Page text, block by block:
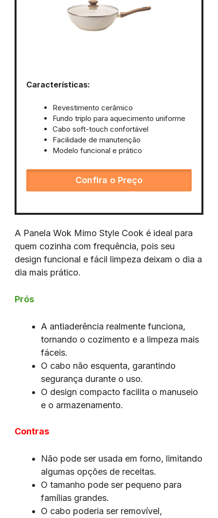
Características:
Revestimento cerâmico
Fundo triplo para aquecimento uniforme
Cabo soft-touch confortável
Facilidade de manutenção
Modelo funcional e prático
Confira o Preço
A Panela Wok Mimo Style Cook é ideal para
quem cozinha com frequência, pois seu
design funcional e fácil limpeza deixam o dia a
dia mais prático.
Prós
A antiaderência realmente funciona,
tornando o cozimento e a limpeza mais
fáceis.
O cabo não esquenta, garantindo
segurança durante o uso.
O design compacto facilita o manuseio
e o armazenamento.
Contras
Não pode ser usada em forno, limitando
algumas opções de receitas.
O tamanho pode ser pequeno para
famílias grandes.
O cabo poderia ser removível,